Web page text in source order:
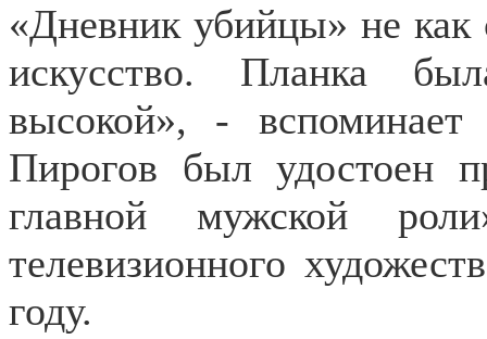
«Дневник убийцы» не
искусство. Планка
высокой», -
Пирогов был удостоен
главной мужской
телевизионного
году.